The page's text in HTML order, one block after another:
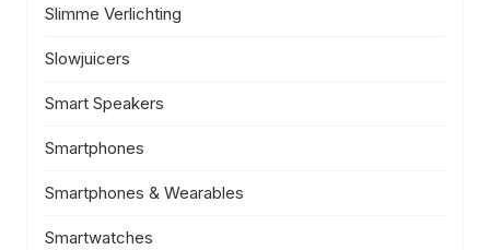
Slimme Verlichting
Slowjuicers
Smart Speakers
Smartphones
Smartphones & Wearables
Smartwatches